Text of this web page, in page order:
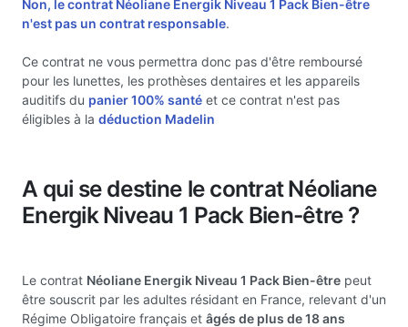
Non, le contrat Néoliane Energik Niveau 1 Pack Bien-être
n'est pas un contrat responsable.
Ce contrat ne vous permettra donc pas d'être remboursé
pour les lunettes, les prothèses dentaires et les appareils
auditifs du panier 100% santé et ce contrat n'est pas
éligibles à la déduction Madelin
A qui se destine le contrat Néoliane
Energik Niveau 1 Pack Bien-être ?
Le contrat Néoliane Energik Niveau 1 Pack Bien-être peut
être souscrit par les adultes résidant en France, relevant d'un
Régime Obligatoire français et âgés de plus de 18 ans